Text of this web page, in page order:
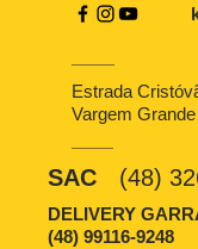
Estrada
Vargem
SAC (48)
DELIVERY
(48) 99116-9248